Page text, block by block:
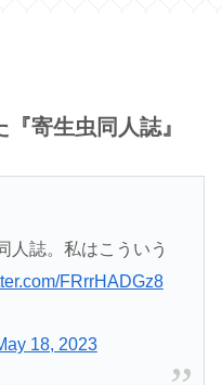
寄生虫同人誌』
人誌。私はこういう
FRrrHADGz8
18, 2023